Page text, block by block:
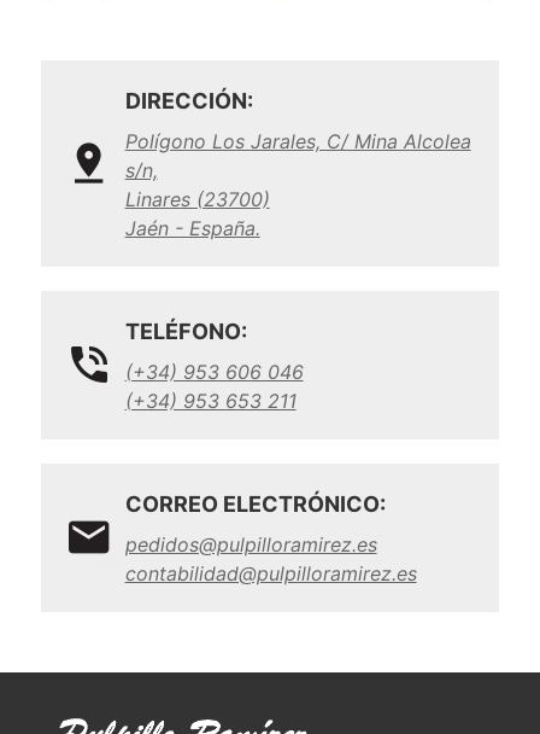
DIRECCIÓN:
Polígono Los Jarales, C/ Mina Alcolea
s/n,
Linares (23700)
Jaén - España.
TELÉFONO:
(+34) 953 606 046
(+34) 953 653 211
CORREO ELECTRÓNICO:
pedidos@pulpilloramirez.es
contabilidad@pulpilloramirez.es